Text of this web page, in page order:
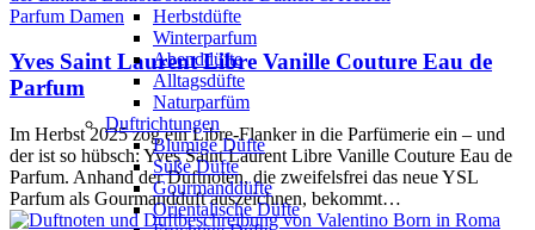
Herbstdüfte
Winterparfum
Abenddüfte
Alltagsdüfte
Naturparfüm
Duftrichtungen
Blumige Düfte
Süße Düfte
Gourmanddüfte
Orientalische Düfte
Parfum Damen
Yves Saint Laurent Libre Vanille Couture Eau de
Parfum
Im Herbst 2025 zog ein Libre-Flanker in die Parfümerie ein – und
der ist so hübsch: Yves Saint Laurent Libre Vanille Couture Eau de
Parfum. Anhand der Duftnoten, die zweifelsfrei das neue YSL
Parfum als Gourmandduft auszeichnen, bekommt…